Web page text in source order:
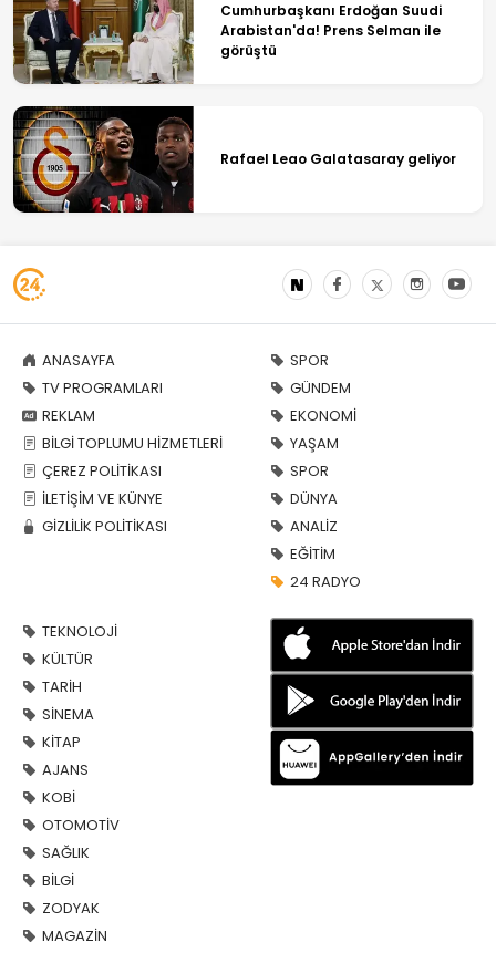
Cumhurbaşkanı Erdoğan Suudi
Arabistan'da! Prens Selman ile
görüştü
Rafael Leao Galatasaray geliyor
ANASAYFA
TV PROGRAMLARI
REKLAM
BİLGİ TOPLUMU HİZMETLERİ
ÇEREZ POLİTİKASI
İLETİŞİM VE KÜNYE
GİZLİLİK POLİTİKASI
SPOR
GÜNDEM
EKONOMİ
YAŞAM
SPOR
DÜNYA
ANALİZ
EĞİTİM
24 RADYO
TEKNOLOJİ
KÜLTÜR
TARİH
SİNEMA
KİTAP
AJANS
KOBİ
OTOMOTİV
SAĞLIK
BİLGİ
ZODYAK
MAGAZİN